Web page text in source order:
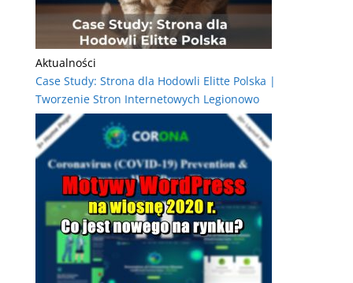
Aktualności
Case Study: Strona dla Hodowli Elitte Polska |
Tworzenie Stron Internetowych Legionowo